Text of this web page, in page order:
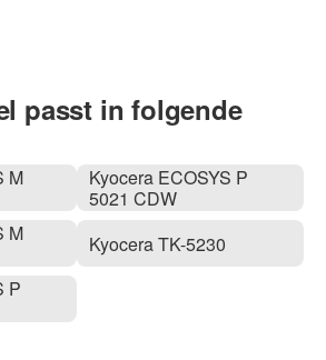
passt in folgende
M
M
P
Kyocera ECOSYS P
5021 CDW
Kyocera TK-5230